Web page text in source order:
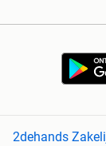
2dehands